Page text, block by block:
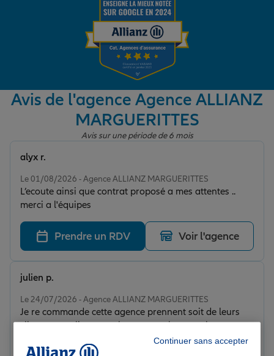
Garantie des accidents de la vie
Protection juridique
Retraite
Avis de l'agence Agence ALLIANZ
MARGUERITTES
Avis sur une période de 6 mois
Le 01/08/2026 - Agence ALLIANZ MARGUERITTES
L’ecoute ainsi que contrat proposé a mes attentes ..
merci a l'équipes
alyx r.
Prendre un RDV Voir l'agence
Le 24/07/2026 - Agence ALLIANZ MARGUERITTES
Je re commande cette agence prennent soit de leurs
clients et explique tout bravo pour leurs patience et
julien p.
Continuer sans accepter